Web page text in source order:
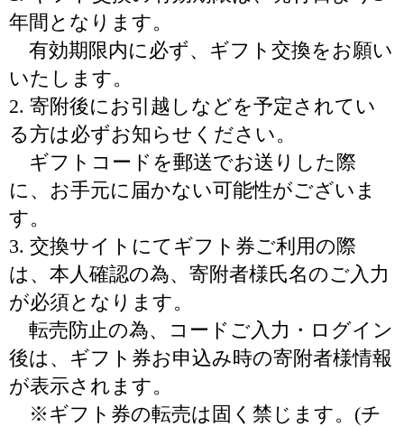
年間となります。
有効期限内に必ず、ギフト交換をお願い
いたします。
2. 寄附後にお引越しなどを予定されてい
る方は必ずお知らせください。
ギフトコードを郵送でお送りした際
に、お手元に届かない可能性がございま
す。
3. 交換サイトにてギフト券ご利用の際
は、本人確認の為、寄附者様氏名のご入力
が必須となります。
転売防止の為、コードご入力・ログイン
後は、ギフト券お申込み時の寄附者様情報
が表示されます。
※ギフト券の転売は固く禁じます。(チ